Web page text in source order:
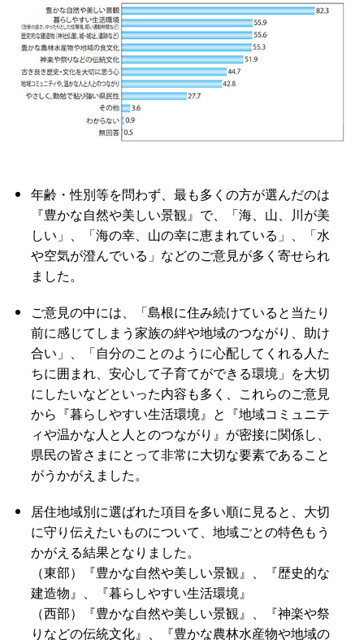
年齢・性別等を問わず、最も多くの方が選んだのは
『豊かな自然や美しい景観』で、「海、山、川が美
しい」、「海の幸、山の幸に恵まれている」、「水
や空気が澄んでいる」などのご意見が多く寄せられ
ました。
ご意見の中には、「島根に住み続けていると当たり
前に感じてしまう家族の絆や地域のつながり、助け
合い」、「自分のことのように心配してくれる人た
ちに囲まれ、安心して子育てができる環境」を大切
にしたいなどといった内容も多く、これらのご意見
から『暮らしやすい生活環境』と『地域コミュニテ
ィや温かな人と人とのつながり』が密接に関係し、
県民の皆さまにとって非常に大切な要素であること
がうかがえました。
居住地域別に選ばれた項目を多い順に見ると、大切
に守り伝えたいものについて、地域ごとの特色もう
かがえる結果となりました。
（東部）『豊かな自然や美しい景観』、『歴史的な
建造物』、『暮らしやすい生活環境』
（西部）『豊かな自然や美しい景観』、『神楽や祭
りなどの伝統文化』、『豊かな農林水産物や地域の